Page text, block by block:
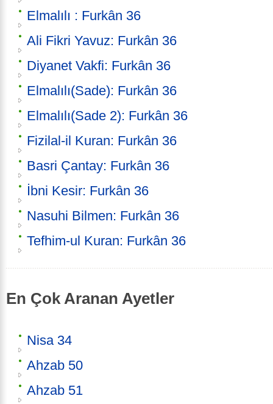
Elmalılı : Furkân 36
Ali Fikri Yavuz: Furkân 36
Diyanet Vakfi: Furkân 36
Elmalılı(Sade): Furkân 36
Elmalılı(Sade 2): Furkân 36
Fizilal-il Kuran: Furkân 36
Basri Çantay: Furkân 36
İbni Kesir: Furkân 36
Nasuhi Bilmen: Furkân 36
Tefhim-ul Kuran: Furkân 36
En Çok Aranan Ayetler
Nisa 34
Ahzab 50
Ahzab 51